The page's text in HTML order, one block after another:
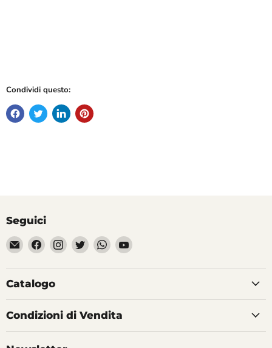
Condividi questo:
Seguici
Email
Divertilandia.it
Trovaci
su
Facebook
Trovaci
su
Instagram
Trovaci
su
Twitter
Trovaci
su
WhatsApp
Trovaci
YouTube
Catalogo
Condizioni di Vendita